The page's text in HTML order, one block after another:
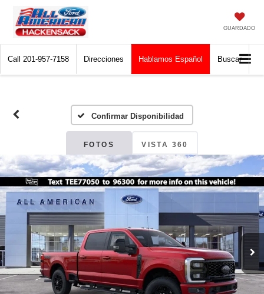
GUARDADO
Call 201-957-7158 Direcciones Hablamos Español Buscar
Confirmar Disponibilidad
FOTOS VISTA 360